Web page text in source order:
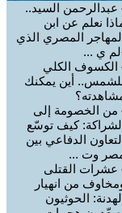
عبدالرحمن السيد..
نعلم عن ابن
المصري الذي
ي ...
الكسوف الكلي
أين يمكنك
من الخصومة إلى
كيف توسّع
الدفاعي بين
وت ...
عشرات القتلى
من انهيار
الحوثيون